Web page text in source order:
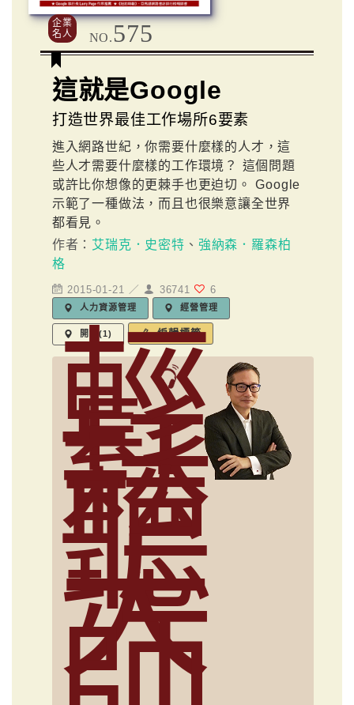
企業
名人
NO. 575
這就是Google
打造世界最佳工作場所6要素
進入網路世紀，你需要什麼樣的人才，這
些人才需要什麼樣的工作環境？ 這個問題
或許比你想像的更棘手也更迫切。 Google
示範了一種做法，而且也很樂意讓全世界
都看見。
作者： 艾瑞克．史密特 、 強納森．羅森柏
格
2015-01-21 ／ 36741 6
人力資源管理 經營管理
開會(1) 編輯標籤
輕
鬆
聽
大